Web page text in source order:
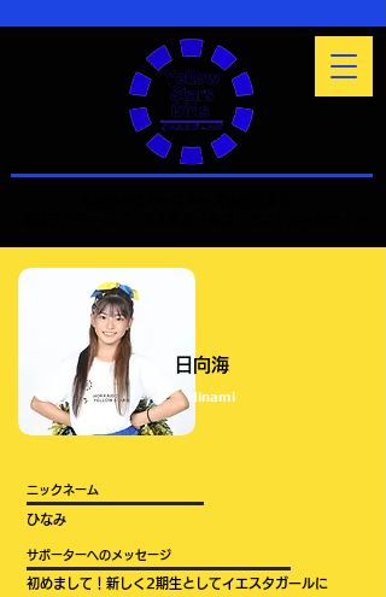
日向海
Hinami
​ニックネーム
​サポーターへのメッセージ
ひなみ
初めまして！新しく2期生としてイエスタガールに